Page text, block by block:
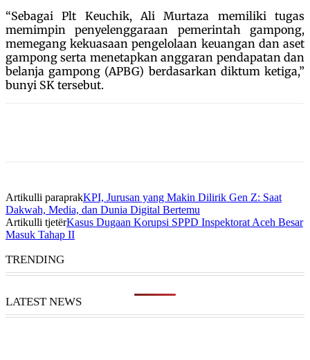
“Sebagai Plt Keuchik, Ali Murtaza memiliki tugas
memimpin penyelenggaraan pemerintah gampong,
memegang kekuasaan pengelolaan keuangan dan aset
gampong serta menetapkan anggaran pendapatan dan
belanja gampong (APBG) berdasarkan diktum ketiga,”
bunyi SK tersebut.
Artikulli paraprakKPI, Jurusan yang Makin Dilirik Gen Z: Saat
Dakwah, Media, dan Dunia Digital Bertemu
Artikulli tjetërKasus Dugaan Korupsi SPPD Inspektorat Aceh Besar
Masuk Tahap II
TRENDING
LATEST NEWS